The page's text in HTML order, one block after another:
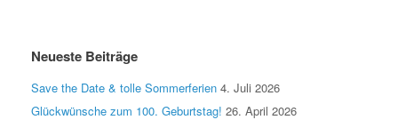
Neueste Beiträge
Save the Date & tolle Sommerferien 4. Juli 2026
Glückwünsche zum 100. Geburtstag! 26. April 2026